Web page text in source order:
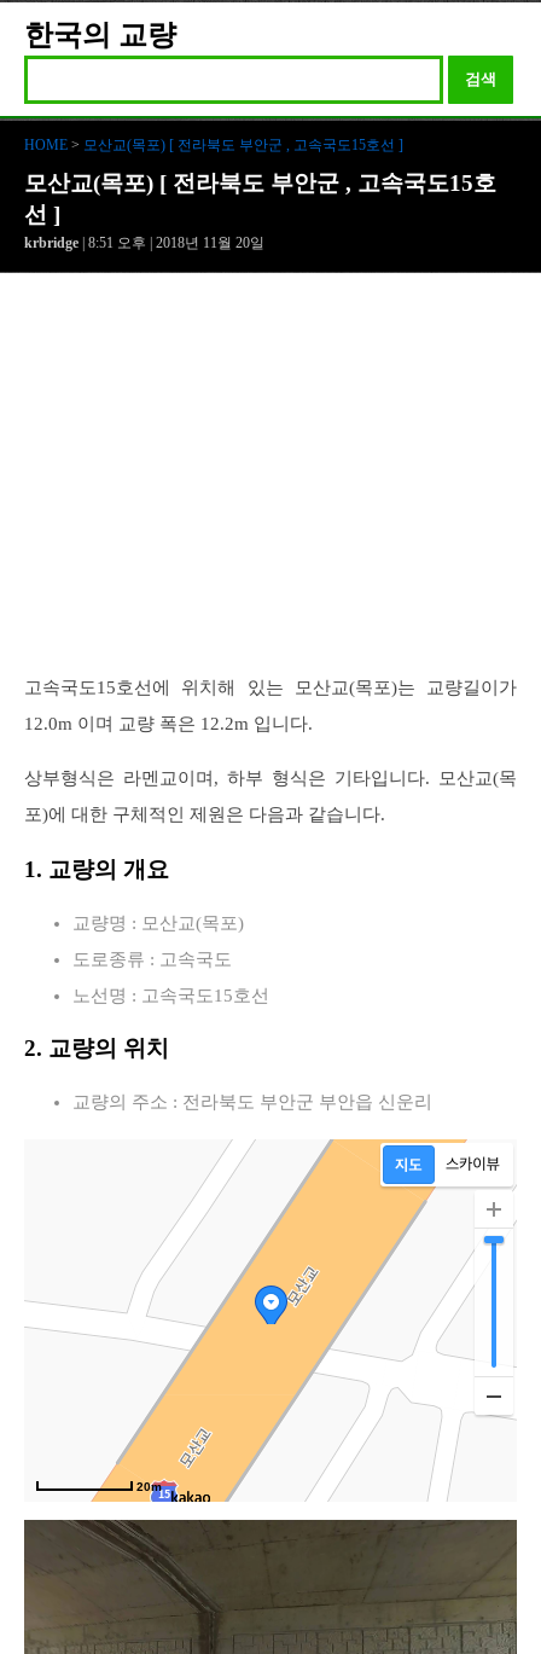
한국의 교량
검색
HOME > 모산교(목포) [ 전라북도 부안군 , 고속국도15호선 ]
모산교(목포) [ 전라북도 부안군 , 고속국도15호
선 ]
krbridge | 8:51 오후 | 2018년 11월 20일
고속국도15호선에 위치해 있는 모산교(목포)는 교량길이가
12.0m 이며 교량 폭은 12.2m 입니다.
상부형식은 라멘교이며, 하부 형식은 기타입니다. 모산교(목
포)에 대한 구체적인 제원은 다음과 같습니다.
1. 교량의 개요
교량명 : 모산교(목포)
도로종류 : 고속국도
노선명 : 고속국도15호선
2. 교량의 위치
교량의 주소 : 전라북도 부안군 부안읍 신운리
20m